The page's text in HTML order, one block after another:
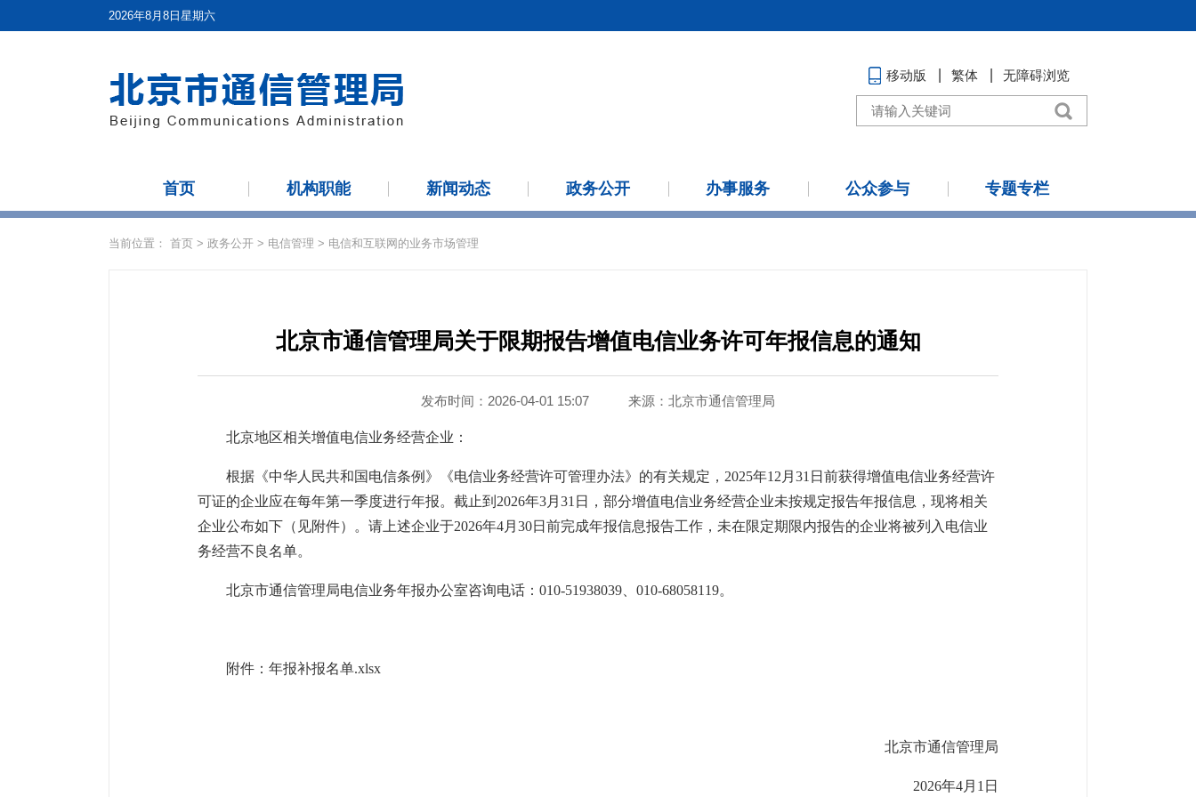
2026年8月8日星期六
移动版 繁体 无障碍浏览
首页 机构职能 新闻动态 政务公开 办事服务 公众参与 专题专栏
当前位置： 首页 > 政务公开 > 电信管理 > 电信和互联网的业务市场管理
北京市通信管理局关于限期报告增值电信业务许可年报信息的通知
发布时间：2026-04-01 15:07 来源： 北京市通信管理局
北京地区相关增值电信业务经营企业：
根据《中华人民共和国电信条例》《电信业务经营许可管理办法》的有关规定，2025年12月31日前获得增值电信业务经营许
可证的企业应在每年第一季度进行年报。截止到2026年3月31日，部分增值电信业务经营企业未按规定报告年报信息，现将相关
企业公布如下（见附件）。请上述企业于2026年4月30日前完成年报信息报告工作，未在限定期限内报告的企业将被列入电信业
务经营不良名单。
北京市通信管理局电信业务年报办公室咨询电话：010-51938039、010-68058119。
附件： 年报补报名单.xlsx
北京市通信管理局
2026年4月1日